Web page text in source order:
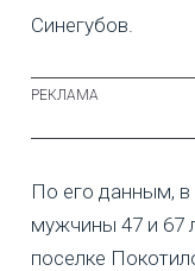
Синегубов.
По его данным, в
мужчины 47 и 67
поселке